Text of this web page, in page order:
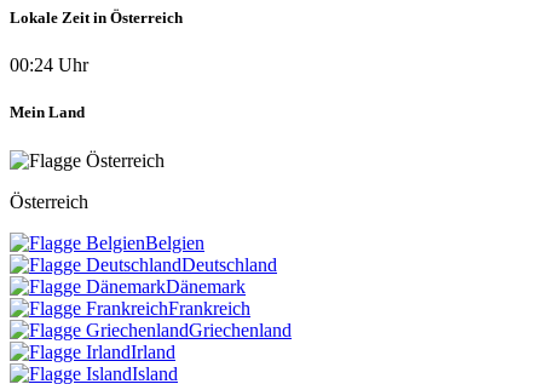
Lokale Zeit in Österreich
00:24 Uhr
Mein Land
Österreich
Belgien
Deutschland
Dänemark
Frankreich
Griechenland
Irland
Island